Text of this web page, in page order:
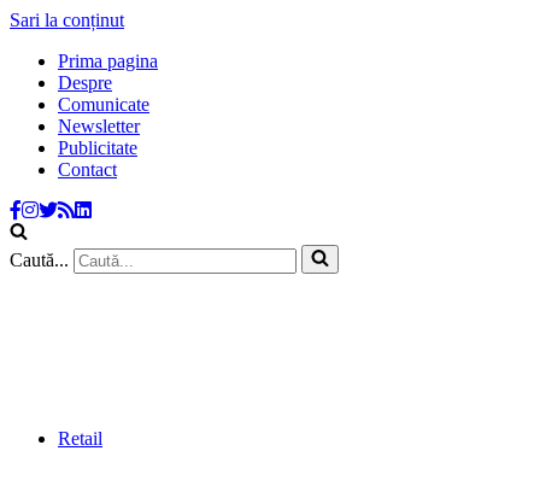
Sari la conținut
Prima pagina
Despre
Comunicate
Newsletter
Publicitate
Contact
Caută...
Retail